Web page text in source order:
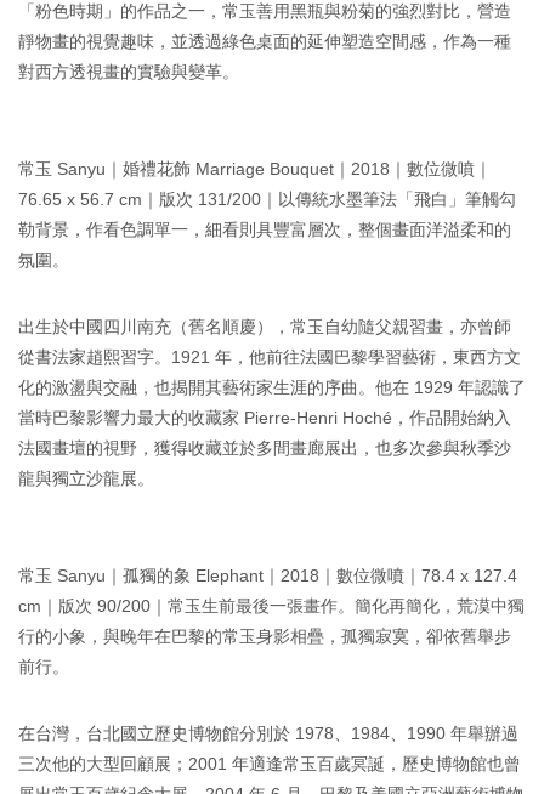
「粉色時期」的作品之一，常玉善用黑瓶與粉菊的強烈對比，營造
靜物畫的視覺趣味，並透過綠色桌面的延伸塑造空間感，作為一種
對西方透視畫的實驗與變革。
常玉 Sanyu｜婚禮花飾 Marriage Bouquet｜2018｜數位微噴｜
76.65 x 56.7 cm｜版次 131/200｜以傳統水墨筆法「飛白」筆觸勾
勒背景，作看色調單一，細看則具豐富層次，整個畫面洋溢柔和的
氛圍。
出生於中國四川南充（舊名順慶），常玉自幼隨父親習畫，亦曾師
從書法家趙熙習字。1921 年，他前往法國巴黎學習藝術，東西方文
化的激盪與交融，也揭開其藝術家生涯的序曲。他在 1929 年認識了
當時巴黎影響力最大的收藏家 Pierre-Henri Hoché，作品開始納入
法國畫壇的視野，獲得收藏並於多間畫廊展出，也多次參與秋季沙
龍與獨立沙龍展。
常玉 Sanyu｜孤獨的象 Elephant｜2018｜數位微噴｜78.4 x 127.4
cm｜版次 90/200｜常玉生前最後一張畫作。簡化再簡化，荒漠中獨
行的小象，與晚年在巴黎的常玉身影相疊，孤獨寂寞，卻依舊舉步
前行。
在台灣，台北國立歷史博物館分別於 1978、1984、1990 年舉辦過
三次他的大型回顧展；2001 年適逢常玉百歲冥誕，歷史博物館也曾